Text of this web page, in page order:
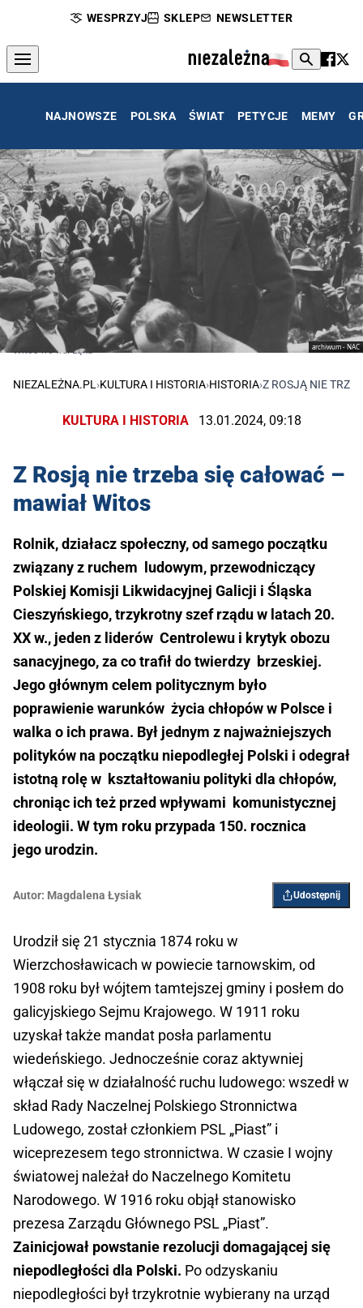
WESPRZYJ SKLEP NEWSLETTER
NAJNOWSZE POLSKA ŚWIAT PETYCJE MEMY
archiwum - NAC
Witos we wsi Łąka
NIEZALEŻNA.PL ›KULTURA I HISTORIA›HISTORIA›Z ROSJĄ NIE
KULTURA I HISTORIA 13.01.2024, 09:18
Z Rosją nie trzeba się całować –
mawiał Witos
Rolnik, działacz społeczny, od samego początku
związany z ruchem ludowym, przewodniczący
Polskiej Komisji Likwidacyjnej Galicji i Śląska
Cieszyńskiego, trzykrotny szef rządu w latach 20.
XX w., jeden z liderów Centrolewu i krytyk obozu
sanacyjnego, za co trafił do twierdzy brzeskiej.
Jego głównym celem politycznym było
poprawienie warunków życia chłopów w Polsce i
walka o ich prawa. Był jednym z najważniejszych
polityków na początku niepodległej Polski i odegrał
istotną rolę w kształtowaniu polityki dla chłopów,
chroniąc ich też przed wpływami komunistycznej
ideologii. W tym roku przypada 150. rocznica
jego urodzin.
Autor: Magdalena Łysiak Udostępnij
Urodził się 21 stycznia 1874 roku w
Wierzchosławicach w powiecie tarnowskim, od
1908 roku był wójtem tamtejszej gminy i posłem do
galicyjskiego Sejmu Krajowego. W 1911 roku
uzyskał także mandat posła parlamentu
wiedeńskiego. Jednocześnie coraz aktywniej
włączał się w działalność ruchu ludowego: wszedł w
skład Rady Naczelnej Polskiego Stronnictwa
Ludowego, został członkiem PSL „Piast” i
wiceprezesem tego stronnictwa. W czasie I wojny
światowej należał do Naczelnego Komitetu
Narodowego. W 1916 roku objął stanowisko
prezesa Zarządu Głównego PSL „Piast”.
Zainicjował powstanie rezolucji domagającej się
niepodległości dla Polski. Po odzyskaniu
niepodległości był trzykrotnie wybierany na urząd